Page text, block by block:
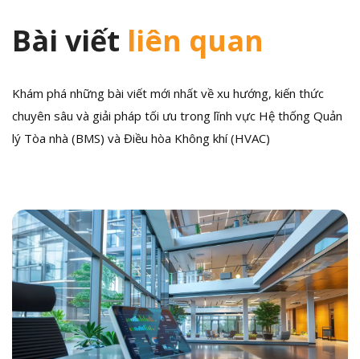
Bài viết liên quan
Khám phá những bài viết mới nhất về xu hướng, kiến thức
chuyên sâu và giải pháp tối ưu trong lĩnh vực Hệ thống Quản
lý Tòa nhà (BMS) và Điều hòa Không khí (HVAC)